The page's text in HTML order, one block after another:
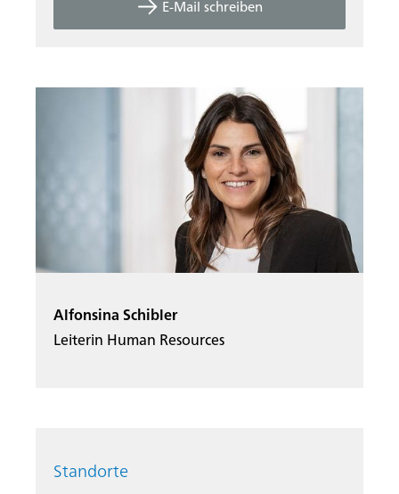
E-Mail schreiben
Alfonsina Schibler
Leiterin Human Resources
Standorte